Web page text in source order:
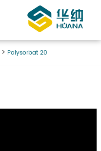
Polysorbat 20